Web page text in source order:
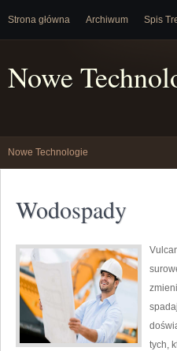
Strona główna Archiwum Spis
Nowe
Nowe Technologie
Wodospady
tych,